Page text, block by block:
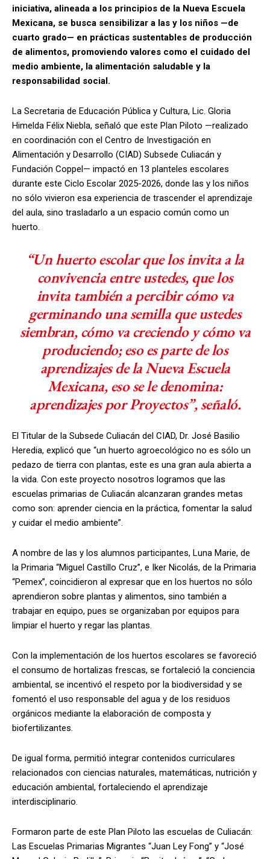
iniciativa, alineada a los principios de la Nueva Escuela
Mexicana, se busca sensibilizar a las y los niños —de
cuarto grado— en prácticas sustentables de producción
de alimentos, promoviendo valores como el cuidado del
medio ambiente, la alimentación saludable y la
responsabilidad social.
La Secretaria de Educación Pública y Cultura, Lic. Gloria
Himelda Félix Niebla, señaló que este Plan Piloto —realizado
en coordinación con el Centro de Investigación en
Alimentación y Desarrollo (CIAD) Subsede Culiacán y
Fundación Coppel— impactó en 13 planteles escolares
durante este Ciclo Escolar 2025-2026, donde las y los niños
no sólo vivieron esa experiencia de trascender el aprendizaje
del aula, sino trasladarlo a un espacio común como un
huerto.
“Un huerto escolar que los invita a la
convivencia entre ustedes, que los
invita también a percibir cómo va
germinando una semilla que ustedes
siembran, cómo va creciendo y cómo va
produciendo; eso es parte de los
aprendizajes de la Nueva Escuela
Mexicana, eso se le denomina:
aprendizajes por Proyectos”, señaló.
El Titular de la Subsede Culiacán del CIAD, Dr. José Basilio
Heredia, explicó que “un huerto agroecológico no es sólo un
pedazo de tierra con plantas, este es una gran aula abierta a
la vida. Con este proyecto nosotros logramos que las
escuelas primarias de Culiacán alcanzaran grandes metas
como son: aprender ciencia en la práctica, fomentar la salud
y cuidar el medio ambiente”.
A nombre de las y los alumnos participantes, Luna Marie, de
la Primaria “Miguel Castillo Cruz”, e Iker Nicolás, de la Primaria
“Pemex”, coincidieron al expresar que en los huertos no sólo
aprendieron sobre plantas y alimentos, sino también a
trabajar en equipo, pues se organizaban por equipos para
limpiar el huerto y regar las plantas.
Con la implementación de los huertos escolares se favoreció
el consumo de hortalizas frescas, se fortaleció la conciencia
ambiental, se incentivó el respeto por la biodiversidad y se
fomentó el uso responsable del agua y de los residuos
orgánicos mediante la elaboración de composta y
biofertilizantes.
De igual forma, permitió integrar contenidos curriculares
relacionados con ciencias naturales, matemáticas, nutrición y
educación ambiental, fortaleciendo el aprendizaje
interdisciplinario.
Formaron parte de este Plan Piloto las escuelas de Culiacán:
Las Escuelas Primarias Migrantes “Juan Ley Fong” y “José